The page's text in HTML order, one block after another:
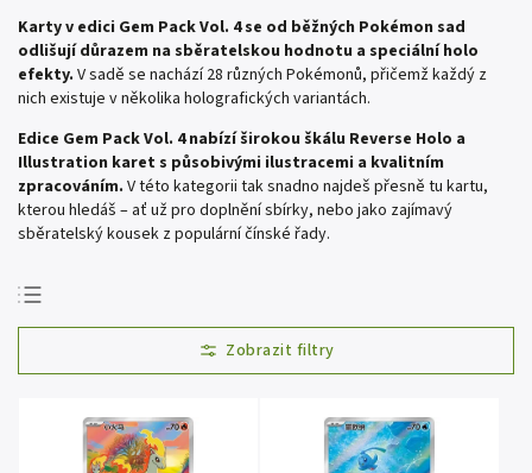
Karty v edici Gem Pack Vol. 4 se od běžných Pokémon sad
odlišují důrazem na sběratelskou hodnotu a speciální holo
efekty. V sadě se nachází 28 různých Pokémonů, přičemž každý z
nich existuje v několika holografických variantách.
Edice Gem Pack Vol. 4 nabízí širokou škálu Reverse Holo a
Illustration karet s působivými ilustracemi a kvalitním
zpracováním. V této kategorii tak snadno najdeš přesně tu kartu,
kterou hledáš – ať už pro doplnění sbírky, nebo jako zajímavý
sběratelský kousek z populární čínské řady.
Doporučujeme
Nejlevnější
Nejprodávanější